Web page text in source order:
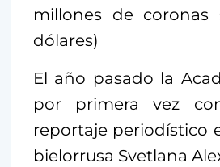
millones de coronas
dólares)
El año pasado la
por primera vez
reportaje periodístico
bielorrusa Svetlana